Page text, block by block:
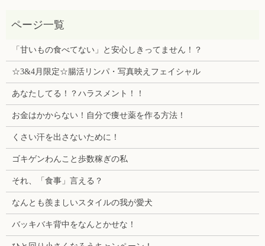
「甘いもの食べてない」と安心しきってません！？
☆3&4月限定☆腸活リンパ・写真映えフェイシャル
あなたしてる！？ハラスメント！！
お金はかからない！自分で痩せ薬を作る方法！
くさい汗を出さないために！
ゴキゲンわんこと歩数稼ぎの私
それ、「食事」言える？
なんとも羨ましいスタイルの我が愛犬
バッキバキ背中をなんとかせな！